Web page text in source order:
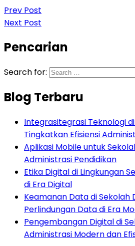
Prev Post
Next Post
Pencarian
Search for:
Blog Terbaru
Integrasitegrasi Teknologi
Tingkatkan Efisiensi
Aplikasi Mobile untuk
Administrasi Pendidikan
Etika Digital di Lingkungan
di Era Digital
Keamanan Data di Sekolah
Perlindungan Data di Era
Pengembangan Digital di
Administrasi Modern dan